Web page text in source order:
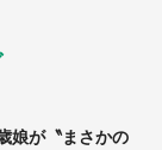
娘が〝まさかの